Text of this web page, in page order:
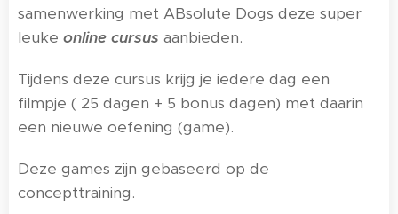
samenwerking met ABsolute Dogs deze super
leuke online cursus aanbieden.
Tijdens deze cursus krijg je iedere dag een
filmpje ( 25 dagen + 5 bonus dagen) met daarin
een nieuwe oefening (game).
Deze games zijn gebaseerd op de
concepttraining.